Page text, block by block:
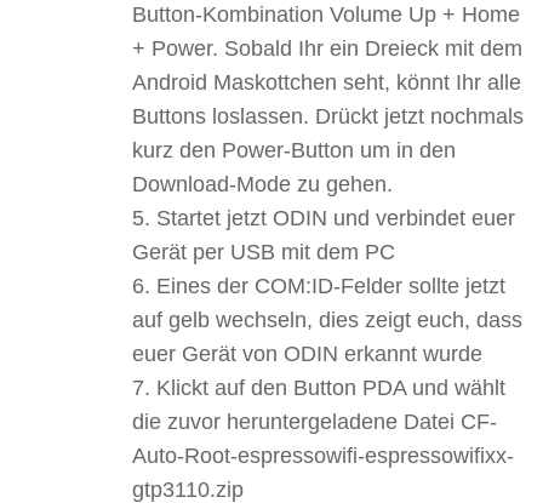
Button-Kombination Volume Up + Home
+ Power. Sobald Ihr ein Dreieck mit dem
Android Maskottchen seht, könnt Ihr alle
Buttons loslassen. Drückt jetzt nochmals
kurz den Power-Button um in den
Download-Mode zu gehen.
Startet jetzt ODIN und verbindet euer
Gerät per USB mit dem PC
Eines der COM:ID-Felder sollte jetzt
auf gelb wechseln, dies zeigt euch, dass
euer Gerät von ODIN erkannt wurde
Klickt auf den Button PDA und wählt
die zuvor heruntergeladene Datei CF-
Auto-Root-espressowifi-espressowifixx-
gtp3110.zip